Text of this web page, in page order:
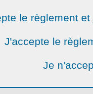
le règlement
J'accepte le
Je